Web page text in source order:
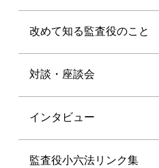
改めて知る監査役のこと
対談・座談会
インタビュー
監査役小六法リンク集